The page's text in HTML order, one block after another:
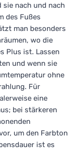
nach und nach
des Fußes
man besonders
wo die
Plus ist. Lassen
und wenn sie
ohne
Für
eine
bei stärkeren
um den Farbton
ist es